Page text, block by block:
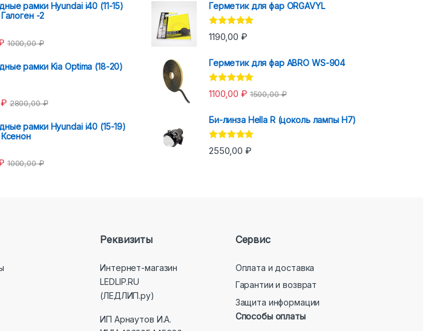
рамки Hyundai i40 (11-15)
-2
1000,00₽
рамки Kia Optima (18-20)
₽ 2800,00₽
рамки Hyundai i40 (15-19)
1000,00₽
Герметик для фар ORGAVYL
Оценка 5.00
из 5
1190,00 ₽
Герметик для фар ABRO WS-904
Оценка 5.00
из 5
1100,00 ₽ 1500,00₽
Би-линза Hella R (цоколь лампы H7)
Оценка5.00
из 5
2550,00 ₽
Реквизиты
Интернет-магазин
LEDLIP.RU
(ЛЕДЛИП.ру)
ИП Арнаутов И.А.
Сервис
Оплата и доставка
Гарантии и возврат
Защита информации
Способы оплаты